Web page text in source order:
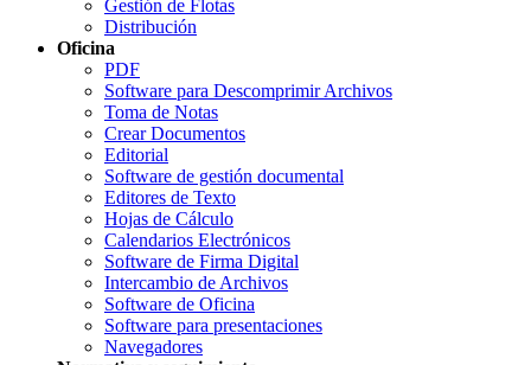
Gestión de Flotas
Distribución
Oficina
PDF
Software para Descomprimir Archivos
Toma de Notas
Crear Documentos
Editorial
Software de gestión documental
Editores de Texto
Hojas de Cálculo
Calendarios Electrónicos
Software de Firma Digital
Intercambio de Archivos
Software de Oficina
Software para presentaciones
Navegadores